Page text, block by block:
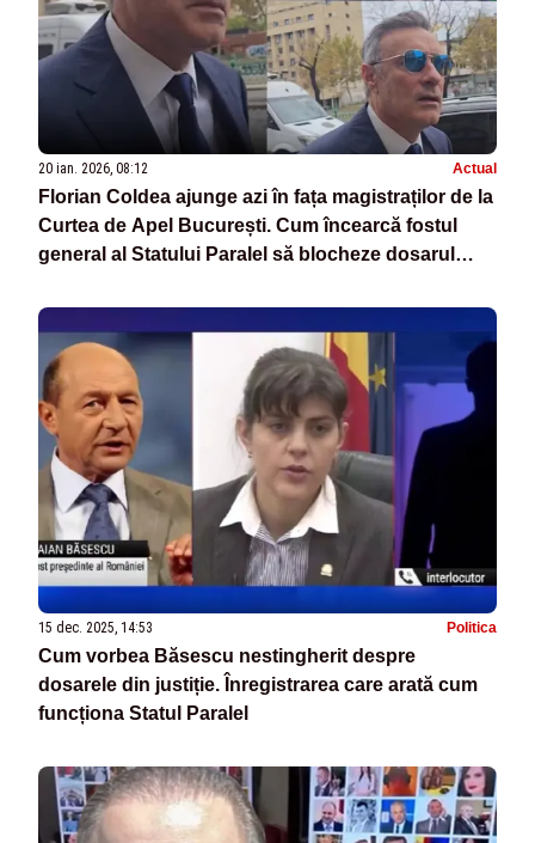
20 ian. 2026, 08:12 Actual
Florian Coldea ajunge azi în fața magistraților de la
Curtea de Apel București. Cum încearcă fostul
general al Statului Paralel să blocheze dosarul
15 dec. 2025, 14:53 Politica
Cum vorbea Băsescu nestingherit despre
dosarele din justiție. Înregistrarea care arată cum
funcționa Statul Paralel